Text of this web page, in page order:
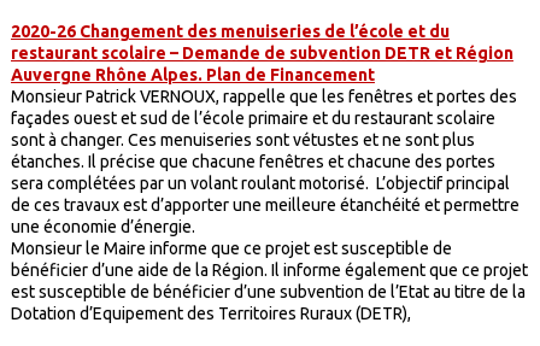
2020-26 Changement des menuiseries de l’école et du
restaurant scolaire – Demande de subvention DETR et Région
Auvergne Rhône Alpes. Plan de Financement
Monsieur Patrick VERNOUX, rappelle que les fenêtres et portes des
façades ouest et sud de l’école primaire et du restaurant scolaire
sont à changer. Ces menuiseries sont vétustes et ne sont plus
étanches. Il précise que chacune fenêtres et chacune des portes
sera complétées par un volant roulant motorisé. L’objectif principal
de ces travaux est d’apporter une meilleure étanchéité et permettre
une économie d’énergie.
Monsieur le Maire informe que ce projet est susceptible de
bénéficier d’une aide de la Région. Il informe également que ce projet
est susceptible de bénéficier d’une subvention de l’Etat au titre de la
Dotation d’Equipement des Territoires Ruraux (DETR),